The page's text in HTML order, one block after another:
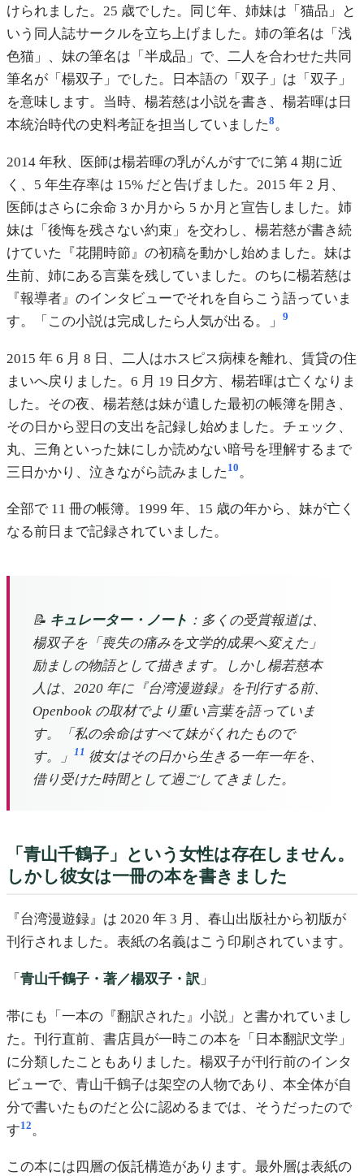
けられました。25 歳でした。同じ年、姉妹は「猫品」と
いう同人誌サークルを立ち上げました。姉の筆名は「浅
色猫」、妹の筆名は「半成品」で、二人を合わせた共同
筆名が「楊双子」でした。日本語の「双子」は「双子」
を意味します。当時、楊若慈は小説を書き、楊若暉は日
本統治時代の史料考証を担当していました8。
2014 年秋、医師は楊若暉の乳がんがすでに第 4 期に近
く、5 年生存率は 15% だと告げました。2015 年 2 月、
医師はさらに余命 3 か月から 5 か月と宣告しました。姉
妹は「後悔を残さない約束」を交わし、楊若慈が書き続
けていた『花開時節』の初稿を動かし始めました。妹は
生前、姉にある言葉を残していました。のちに楊若慈は
『報導者』のインタビューでそれを自らこう語っていま
す。「この小説は完成したら人気が出る。」
9
2015 年 6 月 8 日、二人はホスピス病棟を離れ、賃貸の住
まいへ戻りました。6 月 19 日夕方、楊若暉は亡くなりま
した。その夜、楊若慈は妹が遺した最初の帳簿を開き、
その日から翌日の支出を記録し始めました。チェック、
丸、三角といった妹にしか読めない暗号を理解するまで
三日かかり、泣きながら読みました 10 。
全部で 11 冊の帳簿。1999 年、15 歳の年から、妹が亡く
なる前日まで記録されていました。
📝 キュレーター・ノート ：多くの受賞報道は、
楊双子を「喪失の痛みを文学的成果へ変えた」
励ましの物語として描きます。しかし楊若慈本
人は、2020 年に『台湾漫遊録』を刊行する前、
Openbook の取材でより重い言葉を語っていま
す。「私の余命はすべて妹がくれたもので
す。」 11 彼女はその日から生きる一年一年を、
借り受けた時間として過ごしてきました。
「青山千鶴子」という女性は存在しません。
しかし彼女は一冊の本を書きました
『台湾漫遊録』は 2020 年 3 月、春山出版社から初版が
刊行されました。表紙の名義はこう印刷されています。
「 青山千鶴子・著／楊双子・訳 」
帯にも「一本の『翻訳された』小説」と書かれていまし
た。刊行直前、書店員が一時この本を「日本翻訳文学」
に分類したこともありました。楊双子が刊行前のインタ
ビューで、青山千鶴子は架空の人物であり、本全体が自
分で書いたものだと公に認めるまでは、そうだったので
す12 。
この本には四層の仮託構造があります。最外層は表紙の